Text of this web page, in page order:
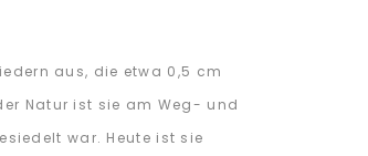
aus, die etwa 0,5 cm
Natur ist sie am Weg- und
war. Heute ist sie